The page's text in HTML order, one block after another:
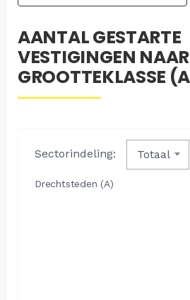
AANTAL GESTARTE
VESTIGINGEN NAAR
GROOTTEKLASSE